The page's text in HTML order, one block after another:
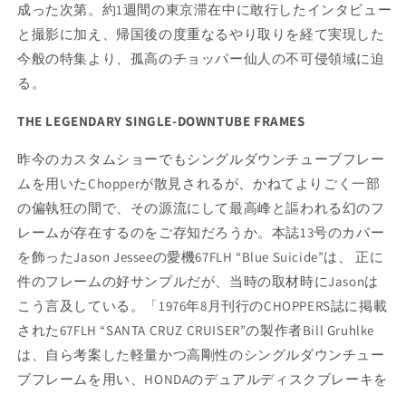
成った次第。約1週間の東京滞在中に敢行したインタビュー
と撮影に加え、帰国後の度重なるやり取りを経て実現した
今般の特集より、孤高のチョッパー仙人の不可侵領域に迫
る。
THE LEGENDARY SINGLE-DOWNTUBE FRAMES
昨今のカスタムショーでもシングルダウンチューブフレー
ムを用いたChopperが散見されるが、かねてよりごく一部
の偏執狂の間で、その源流にして最高峰と謳われる幻のフ
レームが存在するのをご存知だろうか。本誌13号のカバー
を飾ったJason Jesseeの愛機67FLH “Blue Suicide”は、 正に
件のフレームの好サンプルだが、当時の取材時にJasonは
こう言及している。「1976年8月刊行のCHOPPERS誌に掲載
された67FLH “SANTA CRUZ CRUISER”の製作者Bill Gruhlke
は、自ら考案した軽量かつ高剛性のシングルダウンチュー
ブフレームを用い、HONDAのデュアルディスクブレーキを